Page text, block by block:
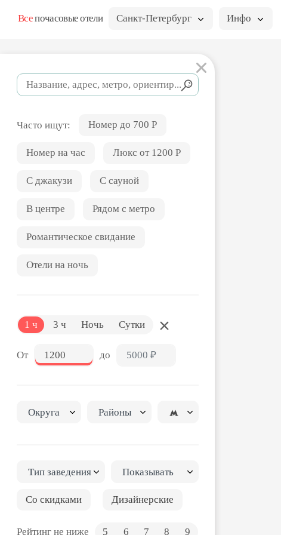
Всепочасовые отели Санкт-Петербург Инфо
Часто ищут: Номер до 700 Р
Номер на час Люкс от 1200 Р
С джакузи С сауной
В центре Рядом с метро
Романтическое свидание
Отели на ночь
1 ч 3 ч Ночь Сутки
От до
Округа Районы
Тип заведения Показывать
Со скидками Дизайнерские
Рейтинг не ниже 5 6 7 8 9